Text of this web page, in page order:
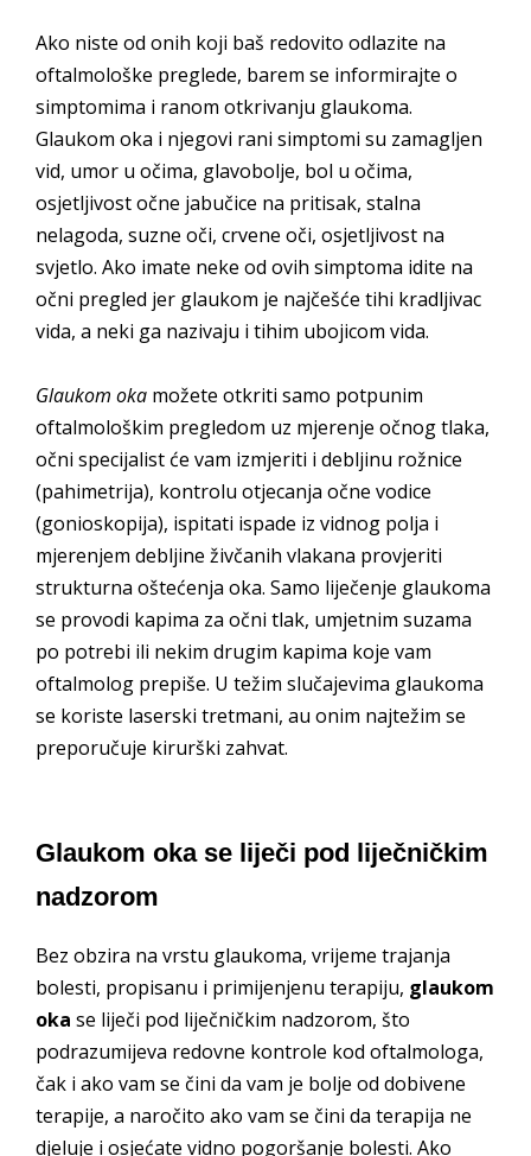
Ako niste od onih koji baš redovito odlazite na
oftalmološke preglede, barem se informirajte o
simptomima i ranom otkrivanju glaukoma.
Glaukom oka i njegovi rani simptomi su zamagljen
vid, umor u očima, glavobolje, bol u očima,
osjetljivost očne jabučice na pritisak, stalna
nelagoda, suzne oči, crvene oči, osjetljivost na
svjetlo. Ako imate neke od ovih simptoma idite na
očni pregled jer glaukom je najčešće tihi kradljivac
vida, a neki ga nazivaju i tihim ubojicom vida.
Glaukom oka možete otkriti samo potpunim
oftalmološkim pregledom uz mjerenje očnog tlaka,
očni specijalist će vam izmjeriti i debljinu rožnice
(pahimetrija), kontrolu otjecanja očne vodice
(gonioskopija), ispitati ispade iz vidnog polja i
mjerenjem debljine živčanih vlakana provjeriti
strukturna oštećenja oka. Samo liječenje glaukoma
se provodi kapima za očni tlak, umjetnim suzama
po potrebi ili nekim drugim kapima koje vam
oftalmolog prepiše. U težim slučajevima glaukoma
se koriste laserski tretmani, au onim najtežim se
preporučuje kirurški zahvat.
Glaukom oka se liječi pod liječničkim
nadzorom
Bez obzira na vrstu glaukoma, vrijeme trajanja
bolesti, propisanu i primijenjenu terapiju, glaukom
oka se liječi pod liječničkim nadzorom, što
podrazumijeva redovne kontrole kod oftalmologa,
čak i ako vam se čini da vam je bolje od dobivene
terapije, a naročito ako vam se čini da terapija ne
djeluje i osjećate vidno pogoršanje bolesti. Ako